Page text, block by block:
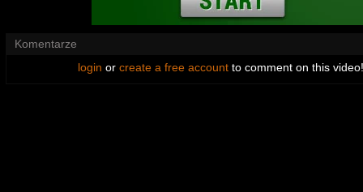
Komentarze
login or create a free accountto comment on this video!